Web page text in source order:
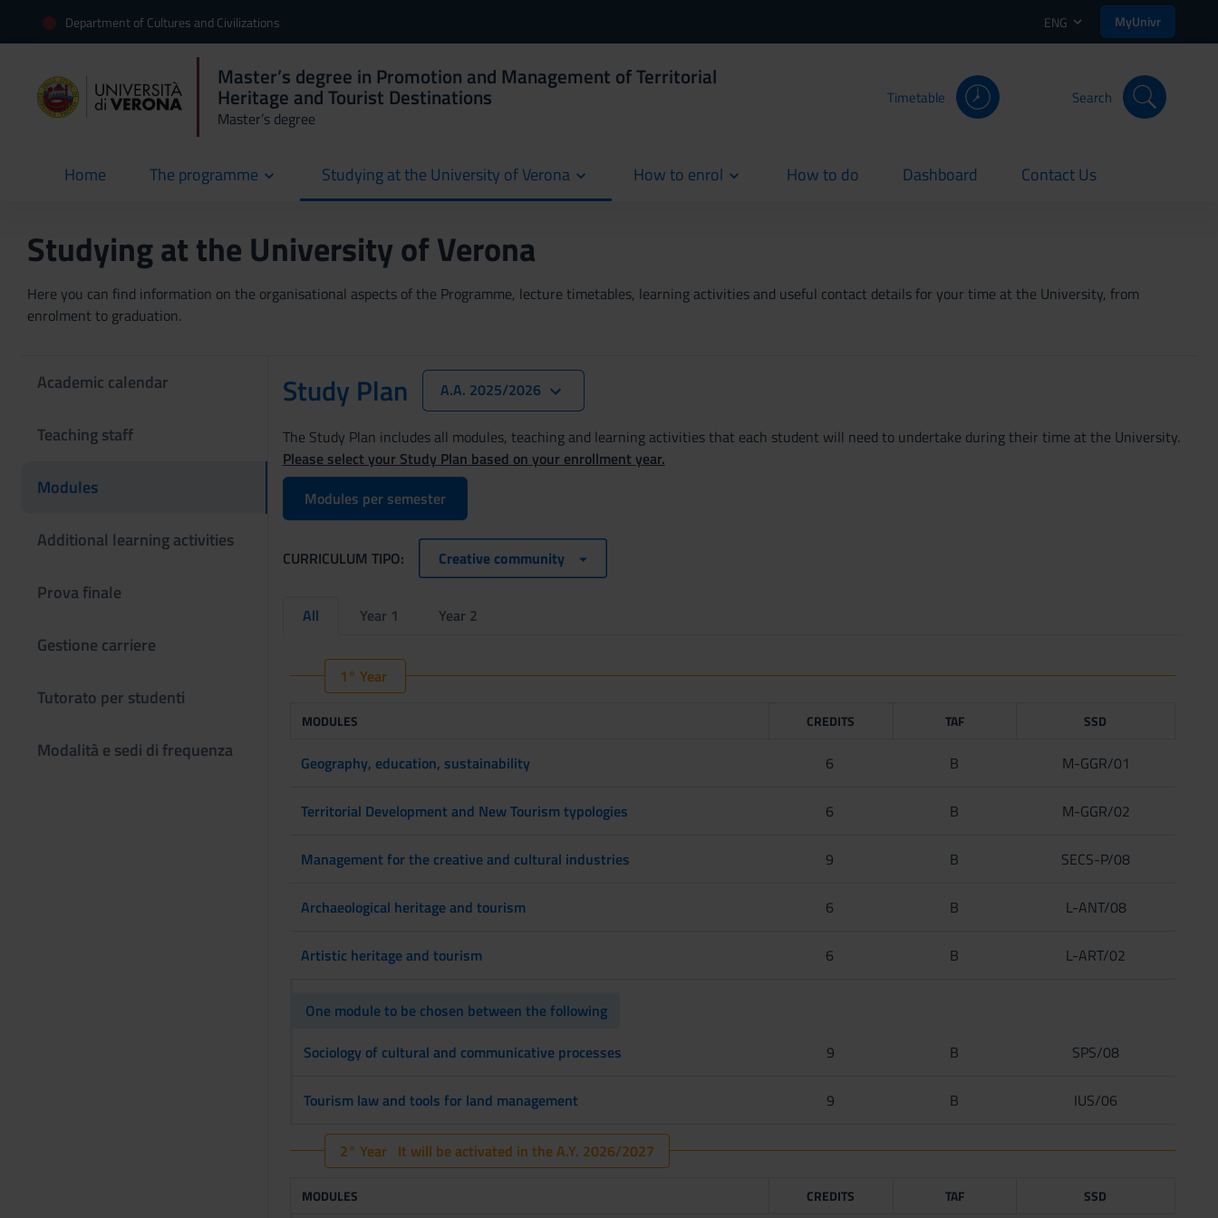
Department of Cultures and Civilizations ENG MyUnivr
Master’s degree in Promotion and Management of Territorial
Heritage and Tourist Destinations
Master’s degree
Timetable Search
Home
current The programme Studying at the University of Verona How to enrol How to do
current Dashboard
current Contact Us
current
Studying at the University of Verona
Here you can find information on the organisational aspects of the Programme, lecture timetables, learning activities and useful contact details for your time at the University, from
enrolment to graduation.
Academic calendar
Teaching staff
Modules
Additional learning activities
Prova finale
Gestione carriere
Tutorato per studenti
Modalità e sedi di frequenza
Study Plan A.A. 2025/2026
The Study Plan includes all modules, teaching and learning activities that each student will need to undertake during their time at the University.
Please select your Study Plan based on your enrollment year.
Modules per semester
CURRICULUM TIPO: Creative community
All Year 1 Year 2
1° Year
MODULES CREDITS TAF SSD
Geography, education, sustainability 6 B M-GGR/01
Territorial Development and New Tourism typologies 6 B M-GGR/02
Management for the creative and cultural industries 9 B SECS-P/08
Archaeological heritage and tourism 6 B L-ANT/08
Artistic heritage and tourism 6 B L-ART/02
One module to be chosen between the following
Sociology of cultural and communicative processes
9 B SPS/08
Tourism law and tools for land management 9 B IUS/06
2° Year It will be activated in the A.Y. 2026/2027
MODULES CREDITS TAF SSD